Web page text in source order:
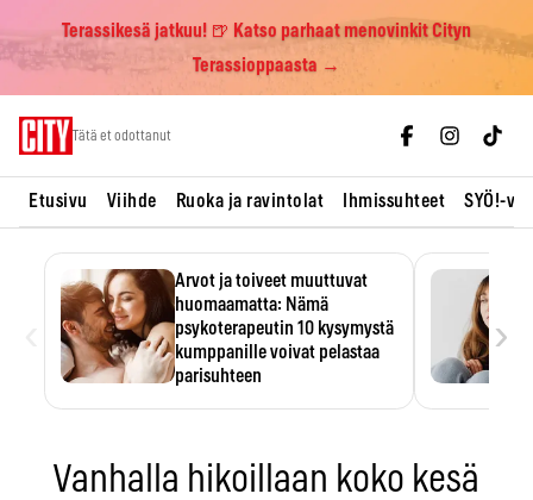
Terassikesä jatkuu! 🍺 Katso parhaat menovinkit Cityn
Terassioppaasta →
Tätä et odottanut
Etusivu Viihde Ruoka ja ravintolat Ihmissuhteet SYÖ!-
Arvot ja toiveet muuttuvat
huomaamatta: Nämä
psykoterapeutin 10 kysymystä
kumppanille voivat pelastaa
parisuhteen
›
Vanhalla hikoillaan koko kesä